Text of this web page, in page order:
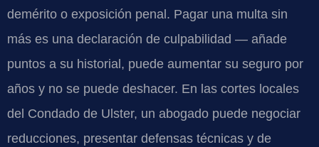
demérito o exposición penal. Pagar una multa sin
más es una declaración de culpabilidad — añade
puntos a su historial, puede aumentar su seguro por
años y no se puede deshacer. En las cortes locales
del Condado de Ulster, un abogado puede negociar
reducciones, presentar defensas técnicas y de